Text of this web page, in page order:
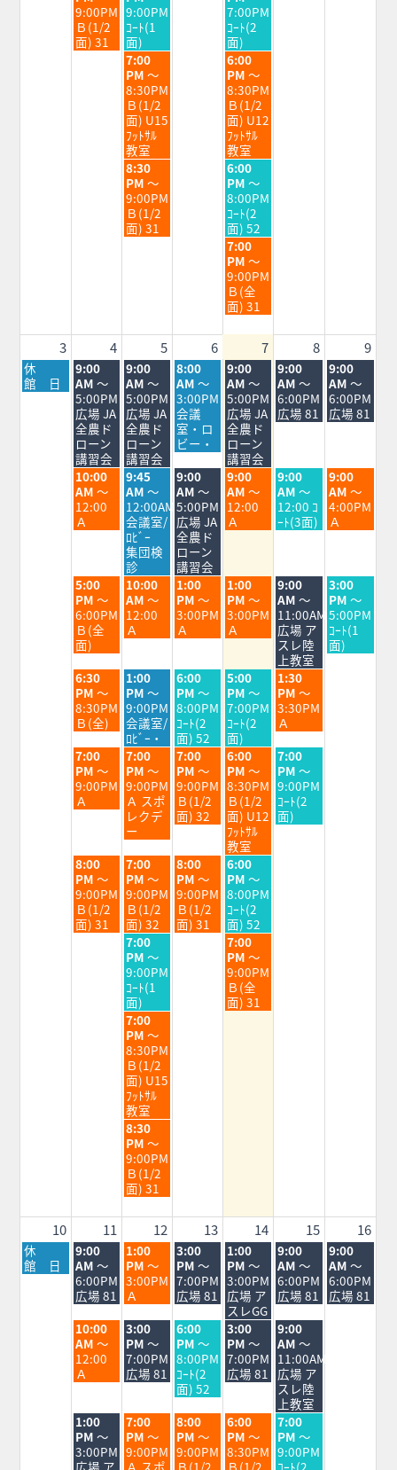
日,
7
月
28th
9:00PM
Ｂ(1/2
面) 31
日,
7
月
29th
2026
9:00PM
ｺｰﾄ(1
面)
日,
7
月
31st
2026
7:00PM
ｺｰﾄ(2
面)
水
曜
日,
7
月
29th
2026
7:00
PM ～
8:30PM
Ｂ(1/2
面) U15
ﾌｯﾄｻﾙ
教室
金
曜
日,
7
月
31st
2026
6:00
PM ～
8:30PM
Ｂ(1/2
面) U12
ﾌｯﾄｻﾙ
教室
水
曜
日,
7
月
29th
8:30
PM ～
9:00PM
Ｂ(1/2
面) 31
金
曜
日,
7
月
31st
2026
6:00
PM ～
8:00PM
ｺｰﾄ(2
面) 52
金
曜
日,
7
月
31st
2026
7:00
PM ～
9:00PM
Ｂ(全
面) 31
3 4 5 6 7 8 9
月
曜
日,
休
館 日
火
曜
日,
8
月
4th
2026
9:00
AM ～
5:00PM
広場 JA
全農ド
ローン
講習会
水
曜
日,
8
月
5th
2026
9:00
AM ～
5:00PM
広場 JA
全農ド
ローン
講習会
木
曜
日,
8
月
6th
2026
8:00
AM ～
3:00PM
会議
室・ロ
ビー・
金
曜
日,
8
月
7th
2026
9:00
AM ～
5:00PM
広場 JA
全農ド
ローン
講習会
土
曜
日,
8
月
9:00
AM ～
6:00PM
広場 81
日
曜
日,
8
月
9:00
AM ～
6:00PM
広場 81
火
曜
日,
8
月
10:00
AM ～
12:00
Ａ
水
曜
日,
8
月
5th
2026
9:45
AM ～
12:00AM
会議室/
ﾛﾋﾞｰ
集団検
診
木
曜
日,
8
月
6th
2026
9:00
AM ～
5:00PM
広場 JA
全農ド
ローン
講習会
金
曜
日,
8
月
9:00
AM ～
12:00
Ａ
土
曜
日,
8
月
9:00
AM ～
12:00 ｺ
ｰﾄ(3面)
日
曜
日,
8
月
9:00
AM ～
4:00PM
Ａ
火
曜
日,
8
月
4th
2026
5:00
PM ～
6:00PM
Ｂ(全
面)
水
曜
日,
8
月
2026
10:00
AM ～
12:00
Ａ
木
曜
日,
8
月
2026
1:00
PM ～
3:00PM
Ａ
金
曜
日,
8
月
2026
1:00
PM ～
3:00PM
Ａ
土
曜
日,
8
月
8th
2026
9:00
AM ～
11:00AM
広場 ア
スレ陸
上教室
日
曜
日,
8
月
9th
3:00
PM ～
5:00PM
ｺｰﾄ(1
面)
火
曜
日,
8
月
4th
2026
6:30
PM ～
8:30PM
Ｂ(全)
水
曜
日,
8
月
5th
2026
1:00
PM ～
9:00PM
会議室/
ﾛﾋﾞｰ・
木
曜
日,
8
月
6th
2026
6:00
PM ～
8:00PM
ｺｰﾄ(2
面) 52
金
曜
日,
8
月
7th
2026
5:00
PM ～
7:00PM
ｺｰﾄ(2
面)
土
曜
日,
8
月
8th
2026
1:30
PM ～
3:30PM
Ａ
火
曜
日,
8
月
7:00
PM ～
9:00PM
Ａ
水
曜
日,
8
月
5th
2026
7:00
PM ～
9:00PM
Ａ スポ
レクデ
ー
木
曜
日,
8
月
6th
7:00
PM ～
9:00PM
Ｂ(1/2
面) 32
金
曜
日,
8
月
7th
2026
6:00
PM ～
8:30PM
Ｂ(1/2
面) U12
ﾌｯﾄｻﾙ
教室
土
曜
日,
8
月
8th
7:00
PM ～
9:00PM
ｺｰﾄ(2
面)
火
曜
日,
8
月
4th
8:00
PM ～
9:00PM
Ｂ(1/2
面) 31
水
曜
日,
8
月
5th
2026
7:00
PM ～
9:00PM
Ｂ(1/2
面) 32
木
曜
日,
8
月
6th
8:00
PM ～
9:00PM
Ｂ(1/2
面) 31
金
曜
日,
8
月
7th
2026
6:00
PM ～
8:00PM
ｺｰﾄ(2
面) 52
水
曜
日,
8
月
5th
2026
7:00
PM ～
9:00PM
ｺｰﾄ(1
面)
金
曜
日,
8
月
7th
7:00
PM ～
9:00PM
Ｂ(全
面) 31
水
曜
日,
8
月
5th
2026
7:00
PM ～
8:30PM
Ｂ(1/2
面) U15
ﾌｯﾄｻﾙ
教室
水
曜
日,
8
月
5th
2026
8:30
PM ～
9:00PM
Ｂ(1/2
面) 31
10 11 12 13 14 15 16
月
曜
日,
休
館 日
火
曜
日,
8
月
11th
2026
9:00
AM ～
6:00PM
広場 81
水
曜
日,
8
月
12th
2026
1:00
PM ～
3:00PM
Ａ
木
曜
日,
8
月
13th
2026
3:00
PM ～
7:00PM
広場 81
金
曜
日,
8
月
14th
2026
1:00
PM ～
3:00PM
広場 ア
スレGG
土
曜
日,
8
月
15th
2026
9:00
AM ～
6:00PM
広場 81
日
曜
日,
8
月
9:00
AM ～
6:00PM
広場 81
火
曜
日,
8
月
2026
10:00
AM ～
12:00
Ａ
水
曜
日,
8
月
2026
3:00
PM ～
7:00PM
広場 81
木
曜
日,
8
月
13th
2026
6:00
PM ～
8:00PM
ｺｰﾄ(2
面) 52
金
曜
日,
8
月
2026
3:00
PM ～
7:00PM
広場 81
土
曜
日,
8
月
15th
2026
9:00
AM ～
11:00AM
広場 ア
スレ陸
上教室
火
曜
日,
8
1:00
PM ～
3:00PM
広場 ア
水
曜
日,
8
7:00
PM ～
9:00PM
Ａ スポ
木
曜
日,
8
8:00
PM ～
9:00PM
Ｂ(1/2
金
曜
日,
8
6:00
PM ～
8:30PM
Ｂ(1/2
土
曜
日,
8
7:00
PM ～
9:00PM
ｺｰﾄ(2